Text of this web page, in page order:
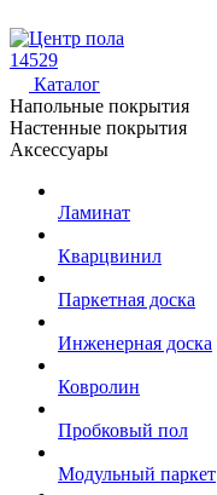
14529
Каталог
Напольные покрытия
Настенные покрытия
Аксессуары
Ламинат
Кварцвинил
Паркетная доска
Инженерная доска
Ковролин
Пробковый пол
Модульный паркет